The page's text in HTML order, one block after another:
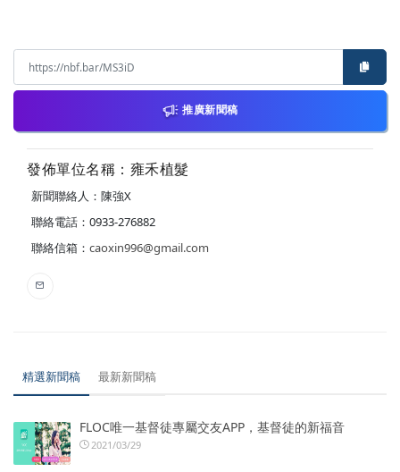
推廣新聞稿
發佈單位名稱：雍禾植髮
新聞聯絡人：陳強X
聯絡電話：0933-276882
聯絡信箱： caoxin996@gmail.com
精選新聞稿 最新新聞稿
FLOC唯一基督徒專屬交友APP，基督徒的新福音
2021/03/29